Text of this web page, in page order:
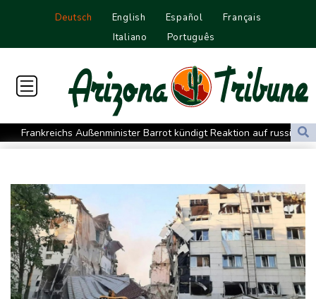
Deutsch English Español
Français
Italiano
Português
Frankreichs Außenminister Barrot kündigt Reaktion auf russische
Wahlkampf-Einmischung an
KI vorschlagen
Norwegens Fußball-Verband fordert Infantinos Rücktritt
Verurteilte Linksextremistin: Bundesgerichtshof bestätigt
Beugehaft für Lina E.
Verweigerter Dopingtest: NADA will Vierjahressperre für Ansah
Medien: Türkischer Präsident Erdogan zu Dreiergipfel in Saudi-